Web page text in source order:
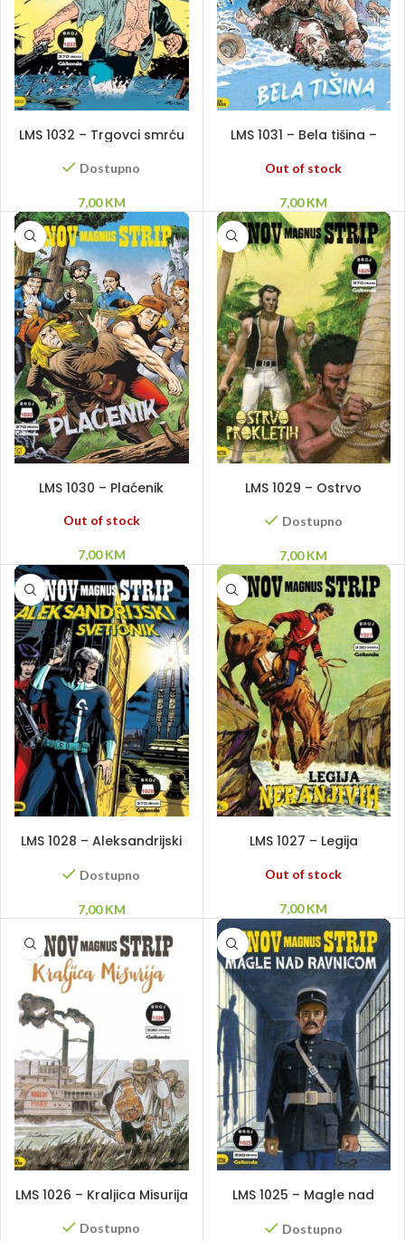
LMS 1032 – Trgovci smrću
Dostupno
7,00KM
LMS 1031 – Bela tišina –
Out of stock
7,00KM
LMS 1030 – Plaćenik
Out of stock
7,00KM
LMS 1029 – Ostrvo
Dostupno
7,00KM
LMS 1028 – Aleksandrijski
Dostupno
7,00KM
LMS 1027 – Legija
Out of stock
7,00KM
LMS 1026 – Kraljica Misurija
Dostupno
LMS 1025 – Magle nad
ravnicom
Dostupno